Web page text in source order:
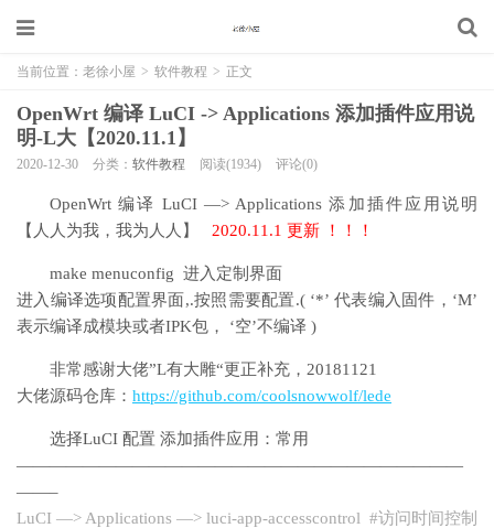
当前位置： 老徐小屋 > 软件教程 > 正文
OpenWrt 编译 LuCI -> Applications 添加插件应用说
明-L大【2020.11.1】
2020-12-30 分类： 软件教程 阅读(1934) 评论(0)
OpenWrt 编译 LuCI —> Applications 添加插件应用说明
【人人为我，我为人人】 2020.11.1 更新 ！！！
make menuconfig 进入定制界面
进入编译选项配置界面,.按照需要配置.( ‘*’ 代表编入固件，‘M’
表示编译成模块或者IPK包， ‘空’不编译 )
非常感谢大佬”L有大雕“更正补充，20181121
大佬源码仓库： https://github.com/coolsnowwolf/lede
选择LuCI 配置 添加插件应用：常用
———————————————————————————
——–
LuCI —> Applications —> luci-app-accesscontrol #访问时间控制